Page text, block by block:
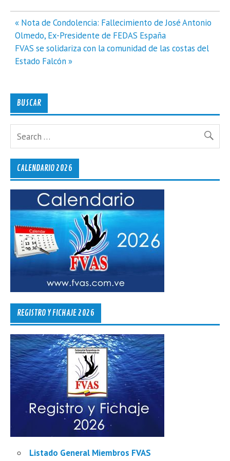
Navegación
de
entradas
« Nota de Condolencia: Fallecimiento de José Antonio
Olmedo, Ex-Presidente de FEDAS España
FVAS se solidariza con la comunidad de las costas del
Estado Falcón »
BUSCAR
CALENDARIO 2026
REGISTRO Y FICHAJE 2026
Listado General Miembros FVAS